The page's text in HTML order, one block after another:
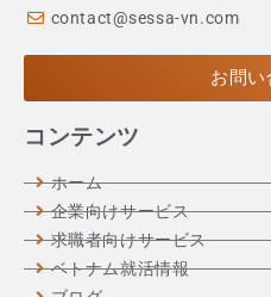
contact@sessa-vn.com
お問い
コンテンツ
ホーム
企業向けサービス
求職者向けサービス
ベトナム就活情報